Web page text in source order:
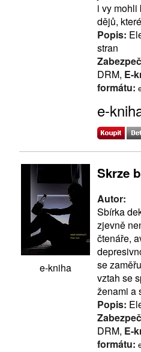
i vy mohli
dějů,
Popis:
stran
DRM, E-
formátu:
e-
e-kniha
Skrze
Autor:
Sbírka
zjevně
čtenáře,
se
vztah se
ženami a
Popis:
DRM, E-
formátu: